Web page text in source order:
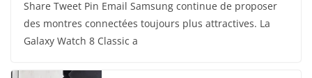
Share Tweet Pin Email Samsung continue de proposer
des montres connectées toujours plus attractives. La
Galaxy Watch 8 Classic a